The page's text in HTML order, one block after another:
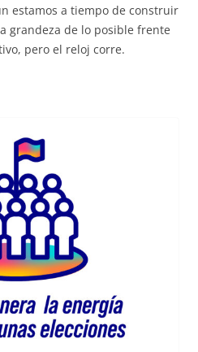
estamos a tiempo de construir
grandeza de lo posible frente
pero el reloj corre.